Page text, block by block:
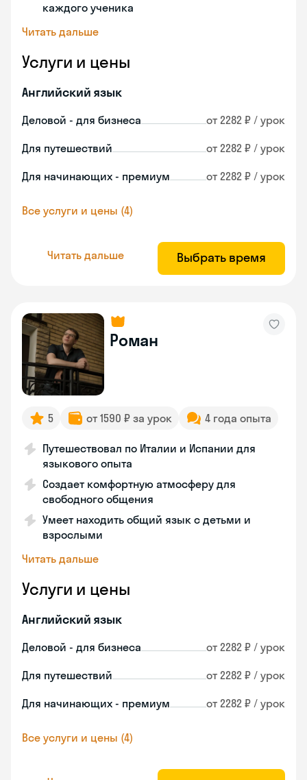
каждого ученика
Читать дальше
Услуги и цены
Английский язык
Деловой - для бизнеса от 2282 ₽ / урок
Для путешествий от 2282 ₽ / урок
Для начинающих - премиум от 2282 ₽ / урок
Все услуги и цены (4)
Читать дальше Выбрать время
Роман
5 от 1590 ₽ за урок 4 года опыта
Путешествовал по Италии и Испании для
языкового опыта
Создает комфортную атмосферу для
свободного общения
Умеет находить общий язык с детьми и
взрослыми
Читать дальше
Услуги и цены
Английский язык
Деловой - для бизнеса от 2282 ₽ / урок
Для путешествий от 2282 ₽ / урок
Для начинающих - премиум от 2282 ₽ / урок
Все услуги и цены (4)